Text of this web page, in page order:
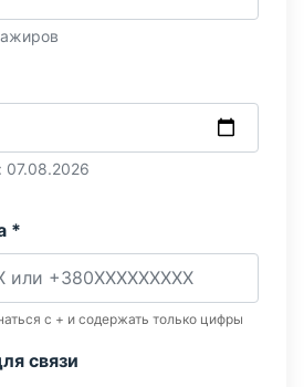
07.08.2026
*
с + и содержать только цифры
связи